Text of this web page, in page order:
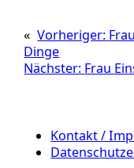
« Vorheriger:
Dinge
Nächster: Frau
Kontakt /